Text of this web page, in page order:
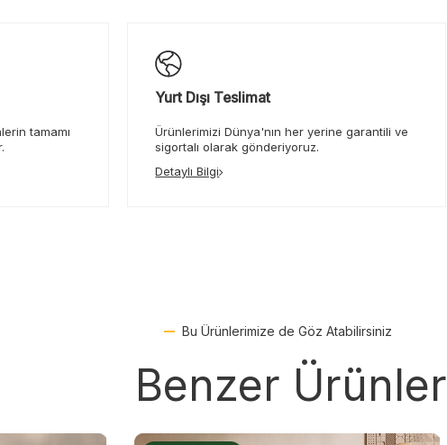
tamamı
Yurt Dışı Teslimat
Ürünlerimizi Dünya'nın her yerine garantili ve
sigortalı olarak gönderiyoruz.
Detaylı Bilgi
Bu Ürünlerimize de Göz Atabilirsiniz
Benzer Ürünler